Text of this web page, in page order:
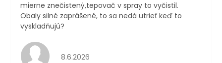
mierne znečistený,tepovač v spray to vyčistil.
Obaly silné zaprášené, to sa nedá utrieť keď to
vyskladňujú?
Hodnotenie obchodu je 4 z 5 hviezdičiek.
8.6.2026